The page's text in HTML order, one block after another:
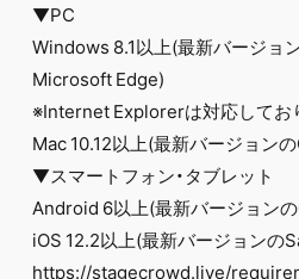
▼PC
Windows 8.1以上(最新バージョ
Microsoft Edge)
※Internet Explorerは対応してお
Mac 10.12以上(最新バージョン
▼スマートフォン・タブレット
Android 6以上(最新バージョン
iOS 12.2以上(最新バージョンの
https://stagecrowd.live/